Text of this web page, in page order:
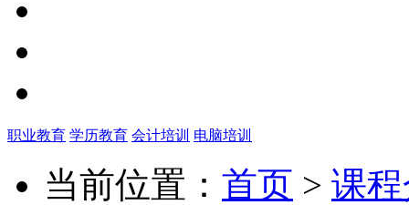
职业教育 学历教育 会计培训 电脑培训
当前位置： 首页 > 课